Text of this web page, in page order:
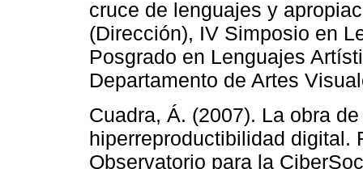
cruce de lenguajes y
(Dirección), IV Simposio en
Posgrado en Lenguajes
Departamento de Artes
Cuadra, Á. (2007). La obra
hiperreproductibilidad digital.
Observatorio para la